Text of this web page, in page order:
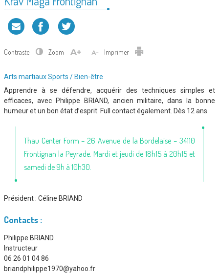
Contraste Zoom Imprimer
Type
d'association
Arts martiauxSports / Bien-être
Apprendre à se défendre, acquérir des techniques simples et
efficaces, avec Philippe BRIAND, ancien militaire, dans la bonne
humeur et un bon état d’esprit. Full contact également. Dès 12 ans.
Thau Center Form – 26 Avenue de la Bordelaise – 34110
Frontignan la Peyrade. Mardi et jeudi de 18h15 à 20h15 et
samedi de 9h à 10h30.
Président : Céline BRIAND
Contacts :
Philippe BRIAND
Instructeur
06 26 01 04 86
briandphilippe1970@yahoo.fr